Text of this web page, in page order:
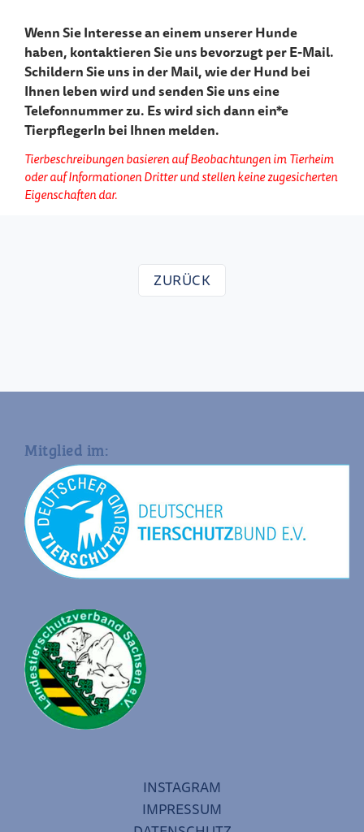
Wenn Sie Interesse an einem unserer Hunde
haben, kontaktieren Sie uns bevorzugt per E-Mail.
Schildern Sie uns in der Mail, wie der Hund bei
Ihnen leben wird und senden Sie uns eine
Telefonnummer zu. Es wird sich dann ein*e
TierpflegerIn bei Ihnen melden.
Tierbeschreibungen basieren auf Beobachtungen im Tierheim
oder auf Informationen Dritter und stellen keine zugesicherten
Eigenschaften dar.
ZURÜCK
Mitglied im:
INSTAGRAM
IMPRESSUM